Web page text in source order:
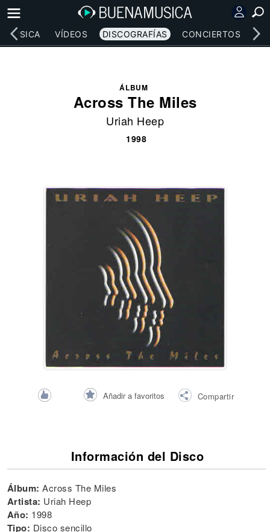
MÚSICA VÍDEOS DISCOGRAFÍAS CONCIERTOS
ÁLBUM
Across The Miles
Uriah Heep
1998
Añadir a favoritos Compartir
Información del Disco
Álbum: Across The Miles
Artista: Uriah Heep
Año: 1998
Tipo: Disco sencillo